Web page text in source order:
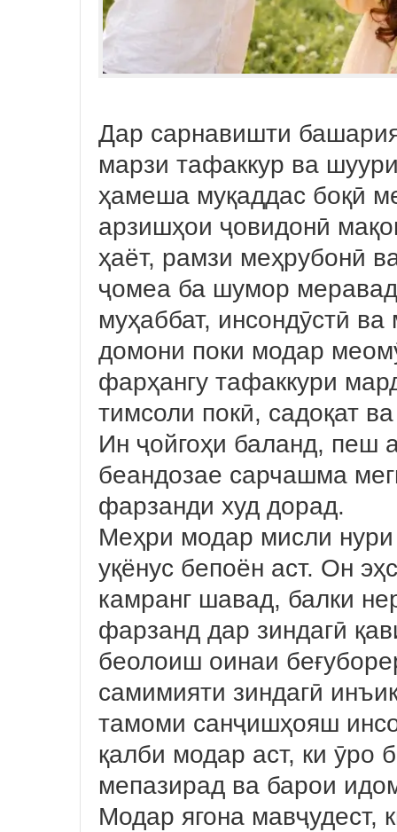
Дар сарнавишти
марзи тафаккур ва
ҳамеша муқаддас боқӣ
арзишҳои ҷовидонӣ
ҳаёт, рамзи меҳрубонӣ
ҷомеа ба шумор
муҳаббат, инсондӯстӣ
домони поки модар
фарҳангу тафаккури
тимсоли покӣ, садоқат
Ин ҷойгоҳи баланд, пеш
беандозае сарчашма
фарзанди худ дорад.
Меҳри модар мисли
уқёнус бепоён аст. Он
камранг шавад, балки
фарзанд дар зиндагӣ
беолоиш оинаи
самимияти зиндагӣ
тамоми санҷишҳояш
қалби модар аст, ки ӯро
мепазирад ва барои
Модар ягона мавҷудест,